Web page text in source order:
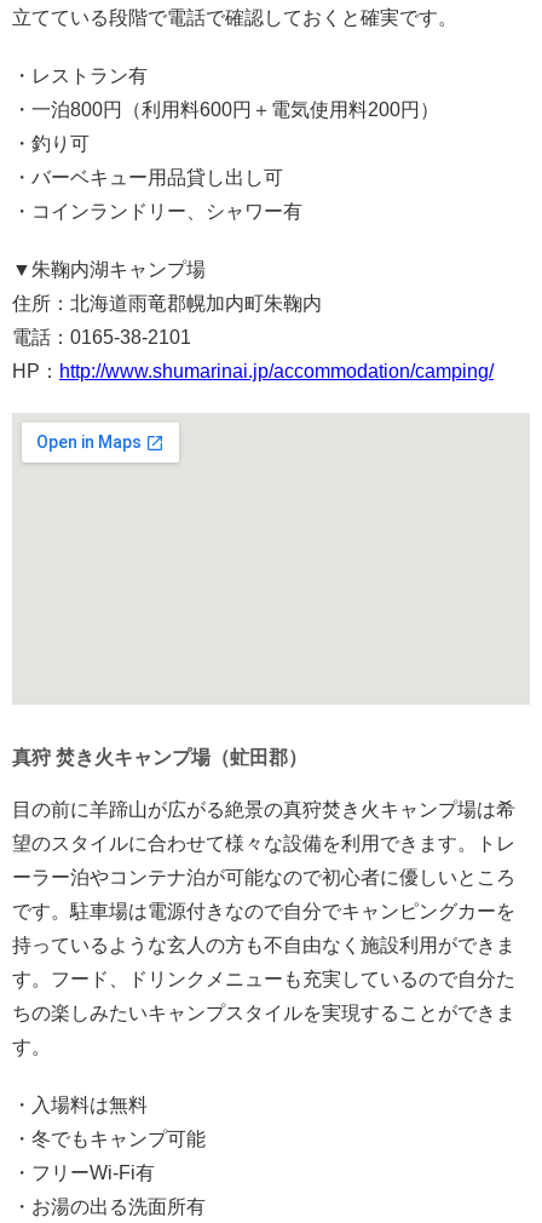
立てている段階で電話で確認しておくと確実です。
・レストラン有
・一泊800円（利用料600円＋電気使用料200円）
・釣り可
・バーベキュー用品貸し出し可
・コインランドリー、シャワー有
▼朱鞠内湖キャンプ場
住所：北海道雨竜郡幌加内町朱鞠内
電話：0165-38-2101
HP： http://www.shumarinai.jp/accommodation/camping/
真狩 焚き火キャンプ場（虻田郡）
目の前に羊蹄山が広がる絶景の真狩焚き火キャンプ場は希
望のスタイルに合わせて様々な設備を利用できます。トレ
ーラー泊やコンテナ泊が可能なので初心者に優しいところ
です。駐車場は電源付きなので自分でキャンピングカーを
持っているような玄人の方も不自由なく施設利用ができま
す。フード、ドリンクメニューも充実しているので自分た
ちの楽しみたいキャンプスタイルを実現することができま
す。
・入場料は無料
・冬でもキャンプ可能
・フリーWi-Fi有
・お湯の出る洗面所有